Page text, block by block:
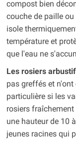
compost bien
couche de paille
isole
température et
que l'eau ne
Les rosiers
pas greffés et
particulière si les
rosiers
une hauteur de 10
jeunes racines qui